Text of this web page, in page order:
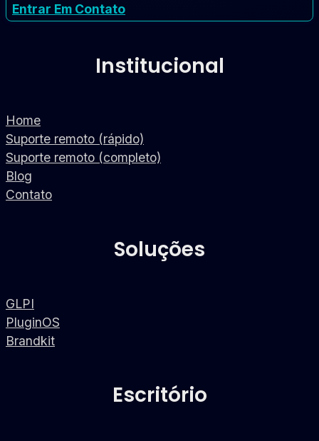
Entrar Em Contato
Institucional
Home
Suporte remoto (rápido)
Suporte remoto (completo)
Blog
Contato
Soluções
GLPI
PluginOS
Brandkit
Escritório